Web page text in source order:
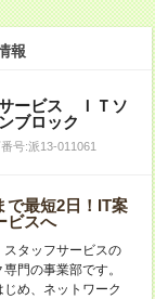
報
ービス ＩＴソ
ブロック
号:派13-011061
で最短2日！IT案
ビスへ
タッフサービスの
門の事業部です。
め、ネットワーク